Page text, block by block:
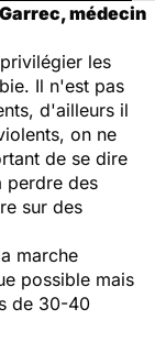
médecin
les
Il n'est pas
d'ailleurs il
on ne
de se dire
perdre des
sur des
marche
possible mais
de 30-40